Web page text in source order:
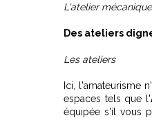
L'atelier mécanique
Des ateliers
Les ateliers
Ici, l'amateurisme
espaces tels que l'
équipée s'il vous